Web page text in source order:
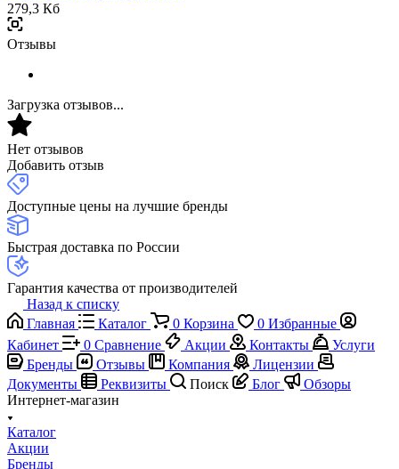
279,3 Кб
Отзывы
Загрузка отзывов...
Нет отзывов
Добавить отзыв
Доступные цены на лучшие бренды
Быстрая доставка по России
Гарантия качества от производителей
Назад к списку
Главная
Каталог 0 Корзина 0 Избранные
Кабинет
0 Сравнение Акции Контакты
Услуги
Бренды
Отзывы Компания
Лицензии
Документы
Реквизиты Поиск Блог
Обзоры
Интернет-магазин
Каталог
Акции
Бренды